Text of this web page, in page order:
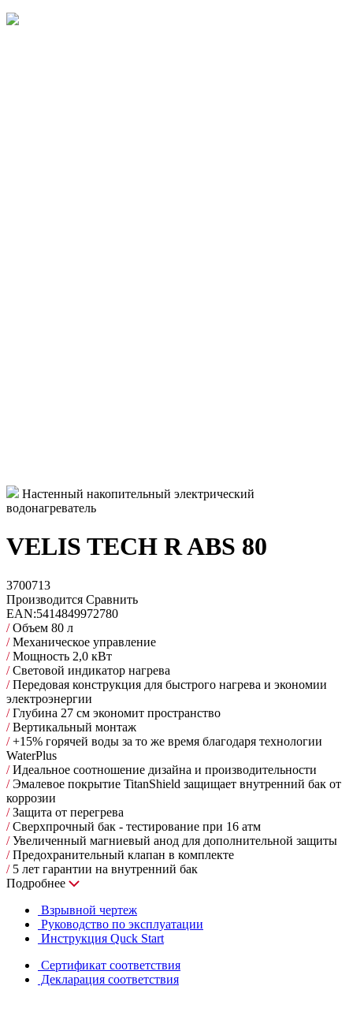
Настенный накопительный электрический
водонагреватель
VELIS TECH R ABS 80
3700713
Производится Сравнить
EAN:5414849972780
/Объем 80 л
/Механическое управление
/Мощность 2,0 кВт
/Световой индикатор нагрева
/Передовая конструкция для быстрого нагрева и экономии
электроэнергии
/Глубина 27 см экономит пространство
/Вертикальный монтаж
/+15% горячей воды за то же время благодаря технологии
WaterPlus
/Идеальное соотношение дизайна и производительности
/Эмалевое покрытие TitanShield защищает внутренний бак от
коррозии
/Защита от перегрева
/Сверхпрочный бак - тестирование при 16 атм
/Увеличенный магниевый анод для дополнительной защиты
/Предохранительный клапан в комплекте
/5 лет гарантии на внутренний бак
Подробнее
Взрывной чертеж
Руководство по эксплуатации
Инструкция Quck Start
Сертификат соответствия
Декларация соответствия